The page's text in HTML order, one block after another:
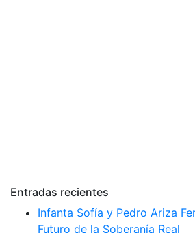
Entradas recientes
Infanta Sofía y Pedro Ariza
Futuro de la Soberanía Real